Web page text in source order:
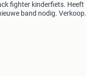
fighter kinderfiets. Heeft
band nodig. Verkoop